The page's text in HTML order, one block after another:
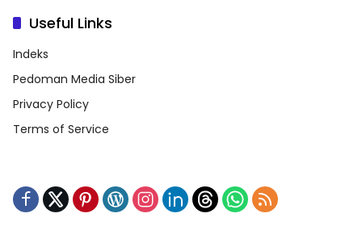
Useful Links
Indeks
Pedoman Media Siber
Privacy Policy
Terms of Service